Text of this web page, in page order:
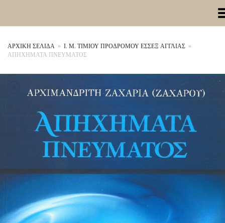
Toggle
ΑΡΧΙΚΉ ΣΕΛΊΔΑ » Ι. Μ. ΤΙΜΙΟΥ ΠΡΟΔΡΟΜΟΥ ΕΣΣΕΞ ΑΓΓΛΙΑΣ »
ΑΠΗΧΗΜΑΤΑ ΠΝΕΥΜΑΤΟΣ
+